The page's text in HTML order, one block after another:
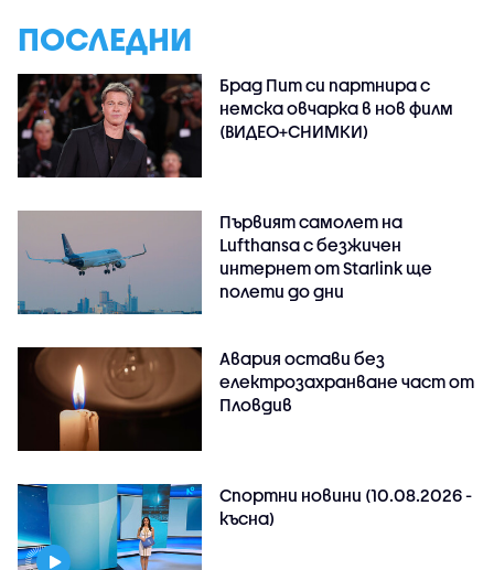
ПОСЛЕДНИ
Брад Пит си партнира с
немска овчарка в нов филм
(ВИДЕО+СНИМКИ)
Първият самолет на
Lufthansa с безжичен
интернет от Starlink ще
полети до дни
Авария остави без
електрозахранване част от
Пловдив
Спортни новини (10.08.2026 -
късна)